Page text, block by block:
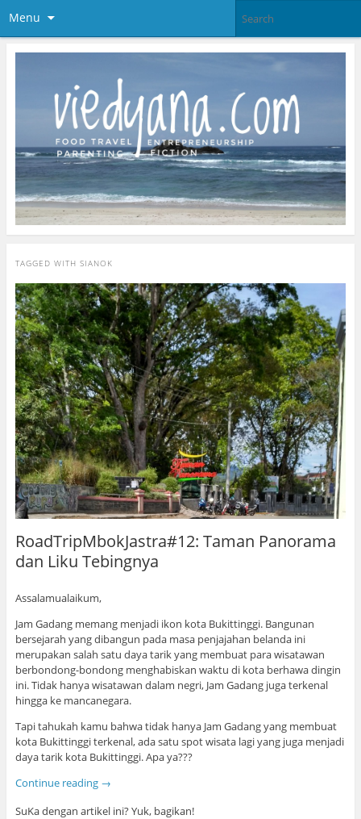
Menu
TAGGED WITH SIANOK
RoadTripMbokJastra#12: Taman Panorama
dan Liku Tebingnya
Assalamualaikum,
Jam Gadang memang menjadi ikon kota Bukittinggi. Bangunan
bersejarah yang dibangun pada masa penjajahan belanda ini
merupakan salah satu daya tarik yang membuat para wisatawan
berbondong-bondong menghabiskan waktu di kota berhawa dingin
ini. Tidak hanya wisatawan dalam negri, Jam Gadang juga terkenal
hingga ke mancanegara.
Tapi tahukah kamu bahwa tidak hanya Jam Gadang yang membuat
kota Bukittinggi terkenal, ada satu spot wisata lagi yang juga menjadi
daya tarik kota Bukittinggi. Apa ya???
Continue reading →
SuKa dengan artikel ini? Yuk, bagikan!